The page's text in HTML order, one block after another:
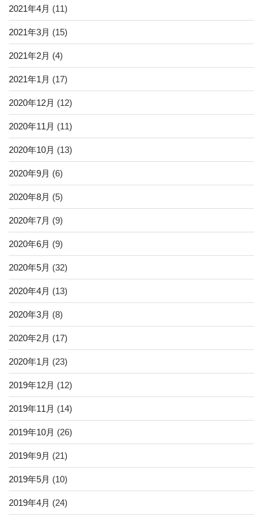
2021年4月 (11)
2021年3月 (15)
2021年2月 (4)
2021年1月 (17)
2020年12月 (12)
2020年11月 (11)
2020年10月 (13)
2020年9月 (6)
2020年8月 (5)
2020年7月 (9)
2020年6月 (9)
2020年5月 (32)
2020年4月 (13)
2020年3月 (8)
2020年2月 (17)
2020年1月 (23)
2019年12月 (12)
2019年11月 (14)
2019年10月 (26)
2019年9月 (21)
2019年5月 (10)
2019年4月 (24)